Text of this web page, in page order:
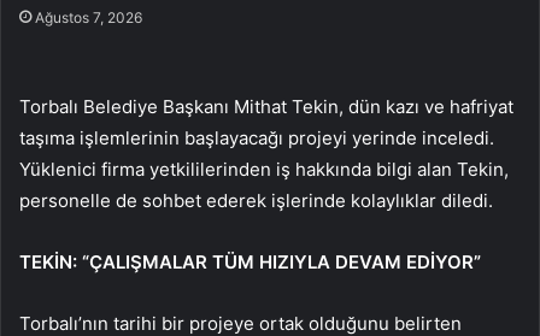
Ağustos 7, 2026
Torbalı Belediye Başkanı Mithat Tekin, dün kazı ve hafriyat
taşıma işlemlerinin başlayacağı projeyi yerinde inceledi.
Yüklenici firma yetkililerinden iş hakkında bilgi alan Tekin,
personelle de sohbet ederek işlerinde kolaylıklar diledi.
TEKİN: “ÇALIŞMALAR TÜM HIZIYLA DEVAM EDİYOR”
Torbalı’nın tarihi bir projeye ortak olduğunu belirten